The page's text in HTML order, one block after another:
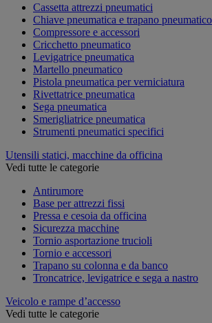
Cassetta attrezzi pneumatici
Chiave pneumatica e trapano pneumatico
Compressore e accessori
Cricchetto pneumatico
Levigatrice pneumatica
Martello pneumatico
Pistola pneumatica per verniciatura
Rivettatrice pneumatica
Sega pneumatica
Smerigliatrice pneumatica
Strumenti pneumatici specifici
Utensili statici, macchine da officina
Vedi tutte le categorie
Antirumore
Base per attrezzi fissi
Pressa e cesoia da officina
Sicurezza macchine
Tornio asportazione trucioli
Tornio e accessori
Trapano su colonna e da banco
Troncatrice, levigatrice e sega a nastro
Veicolo e rampe d’accesso
Vedi tutte le categorie